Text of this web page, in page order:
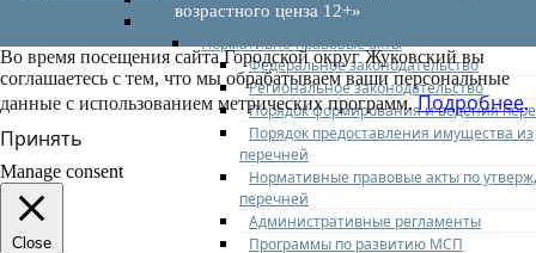
Имущественная поддержка
Нормативно-правовые акты
Федеральное законодательство
Региональное законодательство
Порядок формирования и ведения
Порядок предоставления имущества из
перечней
Нормативные правовые акты по
перечней
Административные регламенты
Программы по развитию МСП
возрастного ценза 12+»
Во время посещения сайта Городской округ Жуковский вы
соглашаетесь с тем, что мы обрабатываем ваши персональные
данные с использованием метрических программ.Подробнее.
Принять
Manage consent
Close